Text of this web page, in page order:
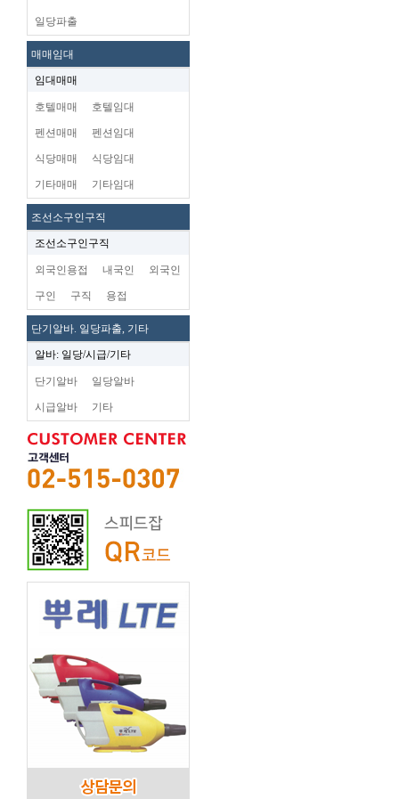
일당파출
매매임대
임대매매
호텔매매 호텔임대
펜션매매 펜션임대
식당매매 식당임대
기타매매 기타임대
조선소구인구직
조선소구인구직
외국인용접 내국인 외국인
구인 구직 용접
단기알바. 일당파출, 기타
알바: 일당/시급/기타
단기알바 일당알바
시급알바 기타